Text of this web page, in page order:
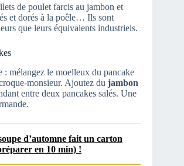
de poulet farcis au jambon et
et dorés à la poêle… Ils sont
que leurs équivalents industriels.
mélangez le moelleux du pancake
monsieur. Ajoutez du jambon
entre deux pancakes salés. Une
d’automne fait un carton
en 10 min) !